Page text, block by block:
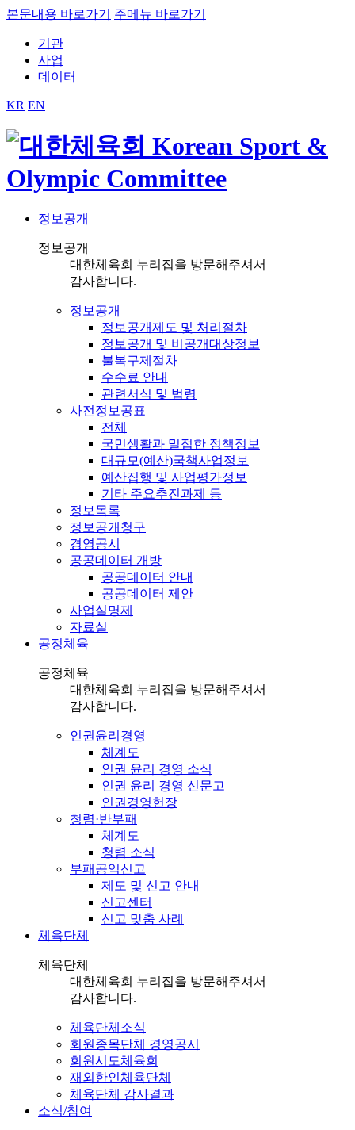
본문내용 바로가기 주메뉴 바로가기
기관
사업
데이터
KR EN
정보공개
정보공개
대한체육회 누리집을 방문해주셔서
감사합니다.
정보공개
정보공개제도 및 처리절차
정보공개 및 비공개대상정보
불복구제절차
수수료 안내
관련서식 및 법령
사전정보공표
전체
국민생활과 밀접한 정책정보
대규모(예산)국책사업정보
예산집행 및 사업평가정보
기타 주요추진과제 등
정보목록
정보공개청구
경영공시
공공데이터 개방
공공데이터 안내
공공데이터 제안
사업실명제
자료실
공정체육
공정체육
대한체육회 누리집을 방문해주셔서
감사합니다.
인권윤리경영
체계도
인권 윤리 경영 소식
인권 윤리 경영 신문고
인권경영헌장
청렴·반부패
체계도
청렴 소식
부패공익신고
제도 및 신고 안내
신고센터
신고 맞춤 사례
체육단체
체육단체
대한체육회 누리집을 방문해주셔서
감사합니다.
체육단체소식
회원종목단체 경영공시
회원시도체육회
재외한인체육단체
체육단체 감사결과
소식/참여